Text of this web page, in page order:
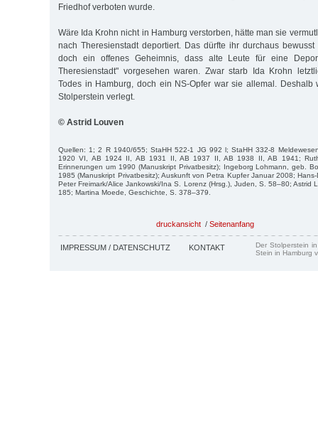
Friedhof verboten wurde.
Wäre Ida Krohn nicht in Hamburg verstorben, hätte man sie
nach Theresienstadt deportiert. Das dürfte ihr durchaus
doch ein offenes Geheimnis, dass alte Leute für eine
Theresienstadt" vorgesehen waren. Zwar starb Ida Krohn
Todes in Hamburg, doch ein NS-Opfer war sie allemal.
Stolperstein verlegt.
© Astrid Louven
Quellen: 1; 2 R 1940/655; StaHH 522-1 JG 992 l; StaHH 332-8
1920 VI, AB 1924 II, AB 1931 II, AB 1937 II, AB 1938 II, AB 1941;
Erinnerungen um 1990 (Manuskript Privatbesitz); Ingeborg Lohmann, geb.
1985 (Manuskript Privatbesitz); Auskunft von Petra Kupfer Januar 2008;
Peter Freimark/Alice Jankowski/Ina S. Lorenz (Hrsg.), Juden, S. 58–80; Astrid
185; Martina Moede, Geschichte, S. 378–379.
druckansicht / Seitenanfang
IMPRESSUM / DATENSCHUTZ KONTAKT
Der Stolperstein
Stein in Hamburg